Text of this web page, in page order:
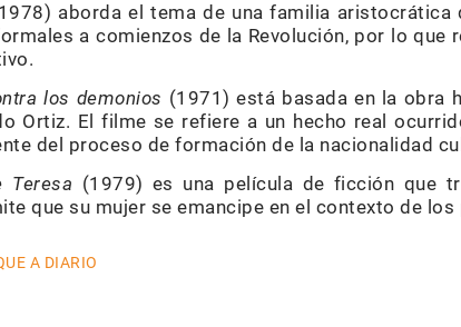
aborda el tema de una familia
a comienzos de la Revolución, por lo
los demonios (1971) está basada en la obra
Ortiz. El filme se refiere a un hecho real
del proceso de formación de la nacionalidad
Teresa (1979) es una película de ficción que
que su mujer se emancipe en el contexto de
A DIARIO